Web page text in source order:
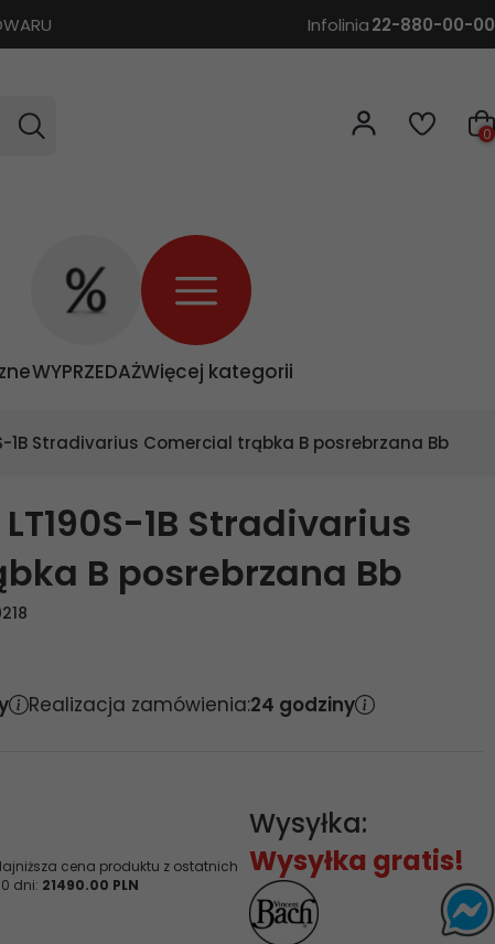
Infolinia22-880-00-00
0
WYPRZEDAŻWięcej kategorii
1B Stradivarius Comercial trąbka B posrebrzana Bb
1B Stradivarius
B posrebrzana Bb
Realizacja zamówienia:24 godziny
cena produktu z ostatnich
dni: 21490.00 PLN
Wysyłka:
Wysyłka gratis!